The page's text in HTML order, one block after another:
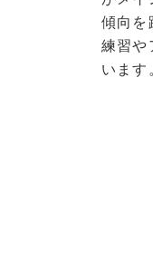
傾向を
練習や
います